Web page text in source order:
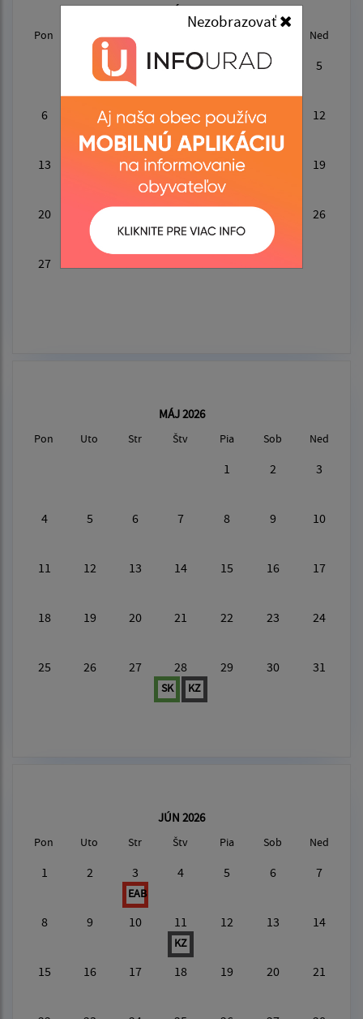
Nezobrazovať
APRÍL 2026
Pon Uto Str Ned
2 3 4 5
6 8 9 10 12
13 15 16 17 19
20 21 25 26
27
MÁJ 2026
Pon Uto Str Štv Pia Sob Ned
1 2 3
4 5 6 7 8 9 10
11 12 13 14 15 16 17
18 19 20 21 22 23 24
25 26 27 28
SK KZ
29 30 31
JÚN 2026
Pon Uto Str Štv Pia Sob Ned
1 2 3
EAB
4 5 6 7
8 9 10 11
KZ
12 13 14
15 16 17 18 19 20 21